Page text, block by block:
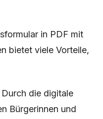
in PDF mit
bietet viele Vorteile,
Durch die digitale
Bürgerinnen und